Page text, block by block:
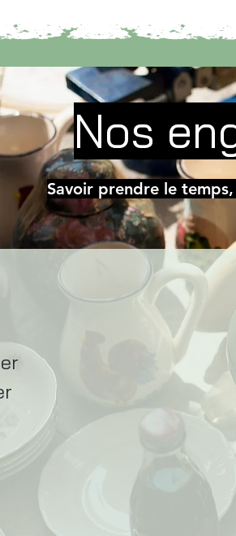
Nos
Savoir prendre le